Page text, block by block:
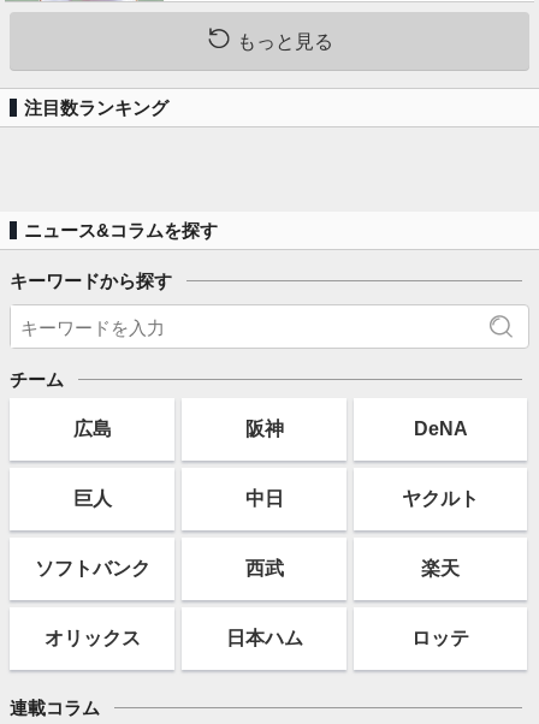
もっと見る
注目数ランキング
ニュース&コラムを探す
キーワードから探す
チーム
広島 阪神 DeNA
巨人 中日 ヤクルト
ソフトバンク 西武 楽天
オリックス 日本ハム ロッテ
連載コラム